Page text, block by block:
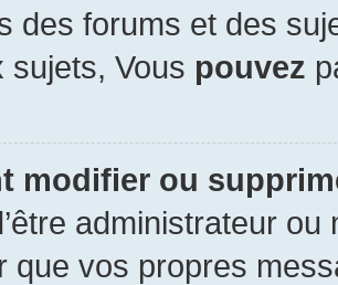
des forums et des
sujets, Vous pouvez
modifier ou
administrateur
que vos propres